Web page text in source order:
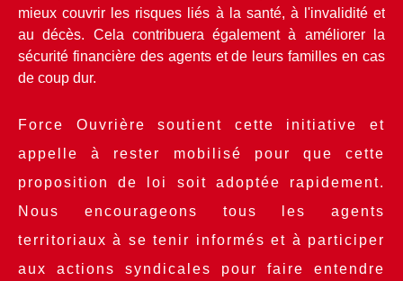
mieux couvrir les risques liés à la santé, à l'invalidité et
au décès. Cela contribuera également à améliorer la
sécurité financière des agents et de leurs familles en cas
de coup dur.
Force Ouvrière soutient cette initiative et
appelle à rester mobilisé pour que cette
proposition de loi soit adoptée rapidement.
Nous encourageons tous les agents
territoriaux à se tenir informés et à participer
aux actions syndicales pour faire entendre